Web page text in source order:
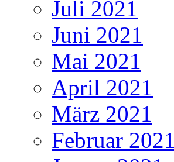
Juli 2021
Juni 2021
Mai 2021
April 2021
März 2021
Februar 2021